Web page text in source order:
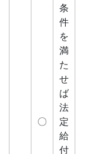
〇
条
件
を
満
た
せ
ば
法
定
給
付